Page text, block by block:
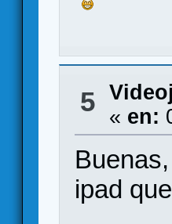
5
« en:
ipad